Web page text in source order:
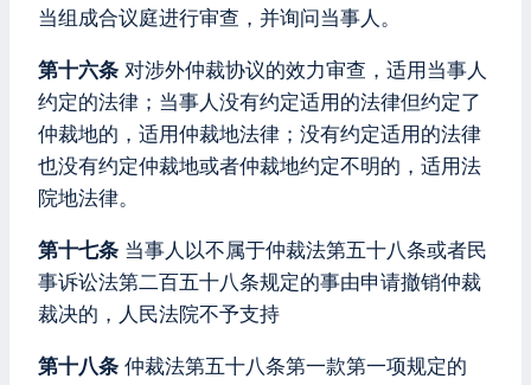
当组成合议庭进行审查，并询问当事人。
第十六条 对涉外仲裁协议的效力审查，适用当事人
约定的法律；当事人没有约定适用的法律但约定了
仲裁地的，适用仲裁地法律；没有约定适用的法律
也没有约定仲裁地或者仲裁地约定不明的，适用法
院地法律。
第十七条 当事人以不属于仲裁法第五十八条或者民
事诉讼法第二百五十八条规定的事由申请撤销仲裁
裁决的，人民法院不予支持
第十八条 仲裁法第五十八条第一款第一项规定的